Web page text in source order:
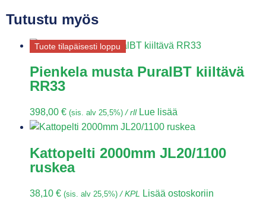
Tutustu myös
Tuote tilapäisesti loppu
Pienkela musta PuralBT kiiltävä
RR33
398,00 € (sis. alv 25,5%) / rll Lue lisää
Kattopelti 2000mm JL20/1100
ruskea
38,10 € (sis. alv 25,5%) / KPL Lisää ostoskoriin